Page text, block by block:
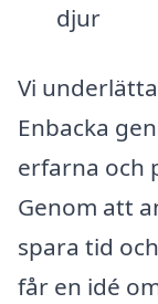
djur
Vi
Enbacka
erfarna och
Genom att
spara tid
får en idé